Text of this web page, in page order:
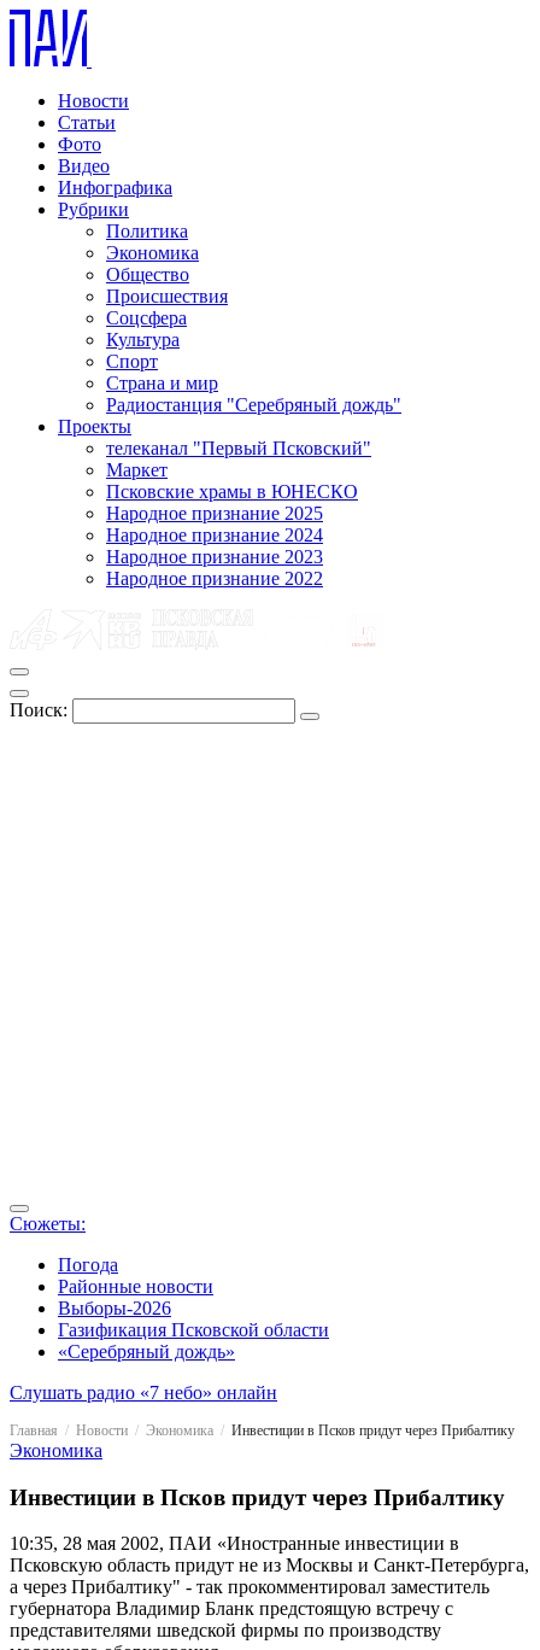
Новости
Статьи
Фото
Видео
Инфографика
Рубрики
Политика
Экономика
Общество
Происшествия
Соцсфера
Культура
Спорт
Страна и мир
Радиостанция "Серебряный дождь"
Проекты
телеканал "Первый Псковский"
Маркет
Псковские храмы в ЮНЕСКО
Народное признание 2025
Народное признание 2024
Народное признание 2023
Народное признание 2022
Поиск:
Сюжеты:
Погода
Районные новости
Выборы-2026
Газификация Псковской области
«Серебряный дождь»
Слушать радио «7 небо» онлайн
Главная Новости Экономика Инвестиции в Псков придут через Прибалтику
Экономика
Инвестиции в Псков придут через Прибалтику
10:35, 28 мая 2002, ПАИ «Иностранные инвестиции в
Псковскую область придут не из Москвы и Санкт-Петербурга,
а через Прибалтику" - так прокомментировал заместитель
губернатора Владимир Бланк предстоящую встречу с
представителями шведской фирмы по производству